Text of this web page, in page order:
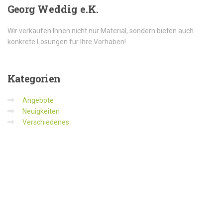
Georg Weddig e.K.
Wir verkaufen Ihnen nicht nur Material, sondern bieten auch
konkrete Lösungen für Ihre Vorhaben!
Kategorien
Angebote
Neuigkeiten
Verschiedenes